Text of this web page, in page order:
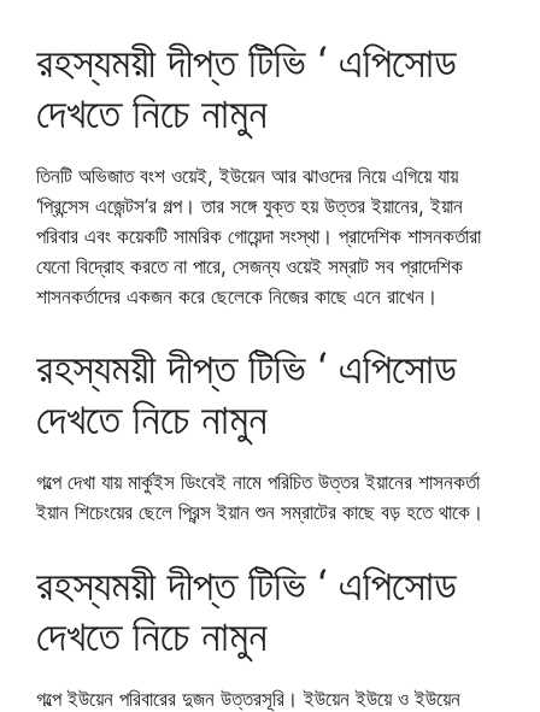
রহস্যময়ী দীপ্ত টিভি ‘ এপিসোড
দেখতে নিচে নামুন
তিনটি অভিজাত বংশ ওয়েই, ইউয়েন আর ঝাওদের নিয়ে এগিয়ে যায়
‘প্রিন্সেস এজেন্টস’র গল্প। তার সঙ্গে যুক্ত হয় উত্তর ইয়ানের, ইয়ান
পরিবার এবং কয়েকটি সামরিক গোয়েন্দা সংস্থা। প্রাদেশিক শাসনকর্তারা
যেনো বিদ্রোহ করতে না পারে, সেজন্য ওয়েই সম্রাট সব প্রাদেশিক
শাসনকর্তাদের একজন করে ছেলেকে নিজের কাছে এনে রাখেন।
রহস্যময়ী দীপ্ত টিভি ‘ এপিসোড
দেখতে নিচে নামুন
গল্পে দেখা যায় মার্কুইস ডিংবেই নামে পরিচিত উত্তর ইয়ানের শাসনকর্তা
ইয়ান শিচেংয়ের ছেলে প্রিন্স ইয়ান শুন সম্রাটের কাছে বড় হতে থাকে।
রহস্যময়ী দীপ্ত টিভি ‘ এপিসোড
দেখতে নিচে নামুন
গল্পে ইউয়েন পরিবারের দুজন উত্তরসূরি। ইউয়েন ইউয়ে ও ইউয়েন